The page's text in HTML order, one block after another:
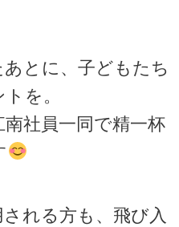
とに、子どもたち
を。
社員一同で精一杯
れる方も、飛び入